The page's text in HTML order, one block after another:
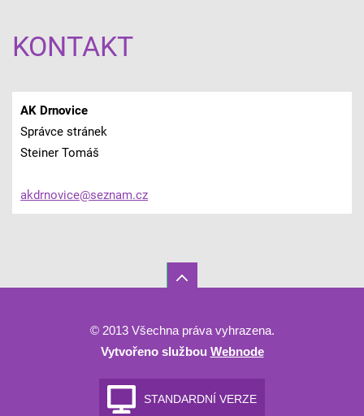
KONTAKT
AK Drnovice
Správce stránek
Steiner Tomáš
akdrnovice@seznam.cz
© 2013 Všechna práva vyhrazena.
Vytvořeno službou Webnode
STANDARDNÍ VERZE